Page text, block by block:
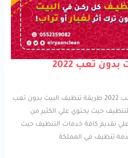
تعب 2022
طريقة تنظيف البيت بدون تعب 2022 طريقة تنظيف البيت بدون تعب
حيث يحتوي علي الكثير من
علي تقديم كافة خدمات التنظيف حيث
تنظيف في المملكة